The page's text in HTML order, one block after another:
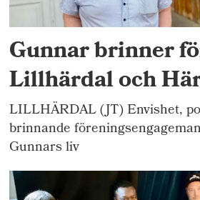
Gunnar brinner
Lillhärdal och
LILLHÄRDAL (JT) Envishet,
brinnande
Gunnars liv